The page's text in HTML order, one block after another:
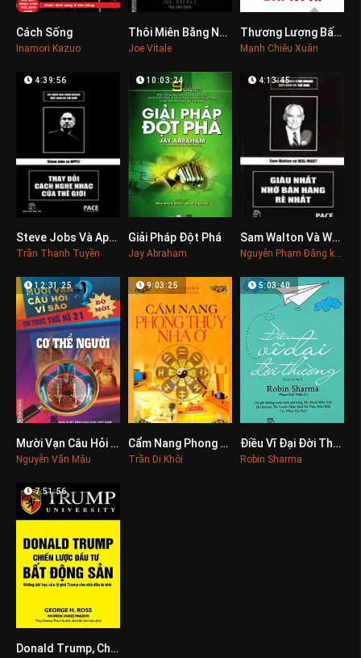
Cách Sống
Inamori Kazuo
0
Thôi Miên Bằng Ngôn Từ
Joe Vitale
0Thương Lượng Bất Kỳ Ai
Mạnh Chiêu Xuân
0
4:39:56
Steve Jobs Và Apple, Thay Đổi Cách Nghe Nhạc Của Thế Giới
Trần Thanh Tuyền
0
10:03:24
Giải Pháp Đột Phá
Jay Abraham
0
4:13:45
Sam Walton Và Walmart, Giàu Nhất Nhờ Bán Hàng Rẻ Nhất
Nguyễn Phạm Đăng khoa
0
12:31:25
Mười Vạn Câu Hỏi Vì Sao - Cơ Thể Người
Nguyễn Văn Mậu
0
9:03:25
Cẩm Nang Phong Thủy Nhà Ở
Trần Di Khôi
0
5:03:40
Điều Vĩ Đại Đời Thường
Robin Sharma
0
7:51:56
Donald Trump, Chiến Lược Đầu Tư Bất Động Sản